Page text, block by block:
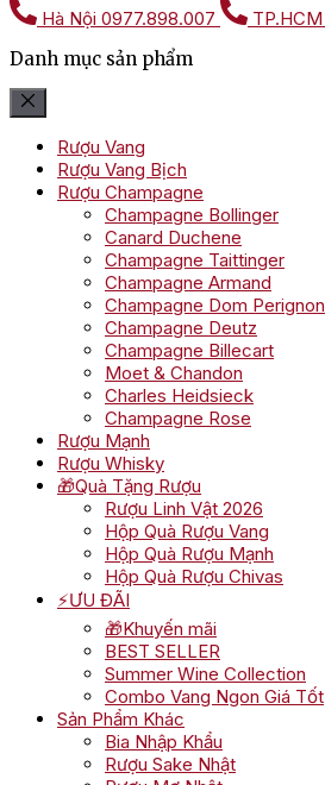
Hà Nội 0977.898.007 TP.HCM
Danh mục sản phẩm
Rượu Vang
Rượu Vang Bịch
Rượu Champagne
Champagne Bollinger
Canard Duchene
Champagne Taittinger
Champagne Armand
Champagne Dom Perignon
Champagne Deutz
Champagne Billecart
Moet & Chandon
Charles Heidsieck
Champagne Rose
Rượu Mạnh
Rượu Whisky
🎁Quà Tặng Rượu
Rượu Linh Vật 2026
Hộp Quà Rượu Vang
Hộp Quà Rượu Mạnh
Hộp Quà Rượu Chivas
⚡ƯU ĐÃI
🎁Khuyến mãi
BEST SELLER
Summer Wine Collection
Combo Vang Ngon Giá Tốt
Sản Phẩm Khác
Bia Nhập Khẩu
Rượu Sake Nhật